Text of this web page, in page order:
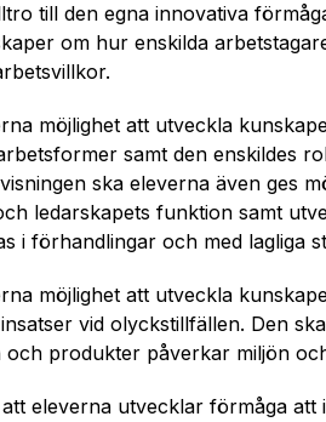
till den egna innovativa
om hur enskilda
möjlighet att utveckla
samt den enskildes
ska eleverna även ges
ledarskapets funktion samt
i förhandlingar och med lagliga
möjlighet att utveckla
vid olyckstillfällen. Den
produkter påverkar miljön
eleverna utvecklar förmåga